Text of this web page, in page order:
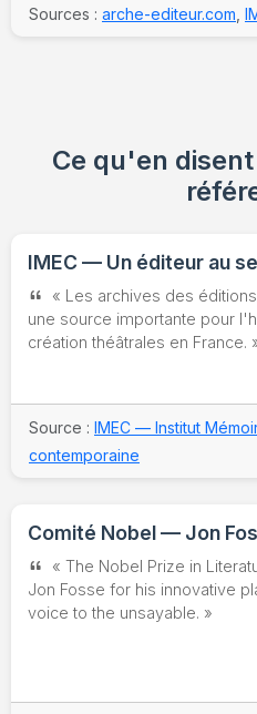
Sources : arche-editeur.com
Ce qu'en
IMEC — Un éditeur au
« Les archives des
une source importante pour
création théâtrales en France.
Source : IMEC — Institut
contemporaine
Comité Nobel — Jon
« The Nobel Prize in
Jon Fosse for his innovative
voice to the unsayable. »